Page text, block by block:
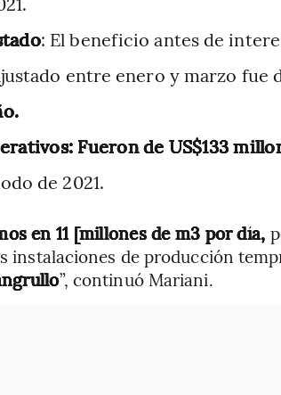
: El beneficio antes de
entre enero y marzo fue
Fueron de US$133
de 2021.
en 11 [millones de m3 por día,
instalaciones de producción
”, continuó Mariani.